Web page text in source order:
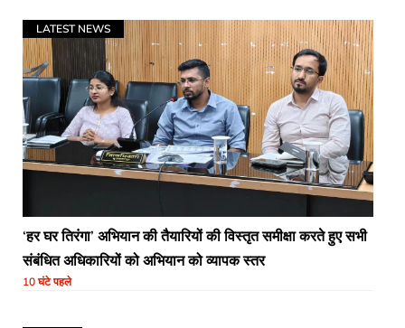
LATEST NEWS
‘हर घर तिरंगा’ अभियान की तैयारियों की विस्तृत समीक्षा करते हुए सभी
संबंधित अधिकारियों को अभियान को व्यापक स्तर
10 घंटे पहले